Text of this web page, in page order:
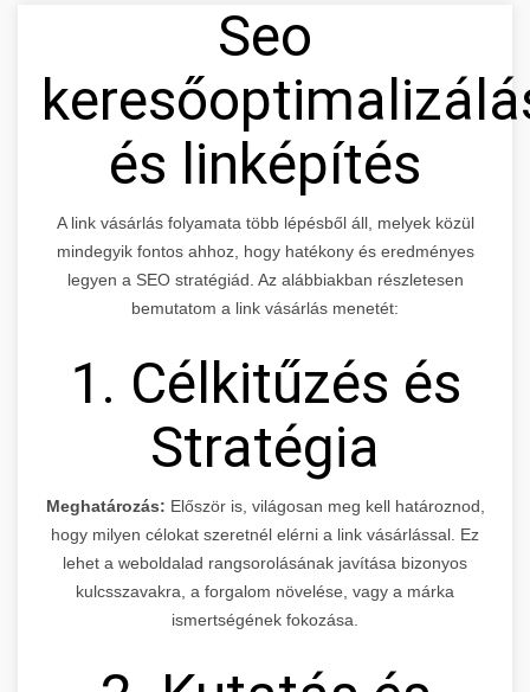
Seo
és linképítés
A link vásárlás folyamata több lépésből áll, melyek közül
mindegyik fontos ahhoz, hogy hatékony és eredményes
legyen a SEO stratégiád. Az alábbiakban részletesen
bemutatom a link vásárlás menetét:
1. Célkitűzés és
Stratégia
Meghatározás: Először is, világosan meg kell határoznod,
hogy milyen célokat szeretnél elérni a link vásárlással. Ez
lehet a weboldalad rangsorolásának javítása bizonyos
kulcsszavakra, a forgalom növelése, vagy a márka
ismertségének fokozása.